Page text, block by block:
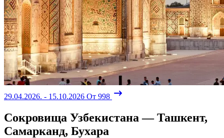
29.04.2026. - 15.10.2026 От 998
Сокровища Узбекистана — Ташкент,
Самарканд, Бухара